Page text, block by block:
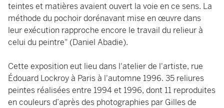
teintes et matières avaient ouvert la voie en ce sens. La
méthode du pochoir dorénavant mise en œuvre dans
leur exécution rapproche encore le travail du relieur à
celui du peintre" (Daniel Abadie).
Cette exposition eut lieu dans l'atelier de l'artiste, rue
Édouard Lockroy à Paris à l'automne 1996. 35 reliures
peintes réalisées entre 1994 et 1996, dont 11 reproduites
en couleurs d’après des photographies par Gilles de